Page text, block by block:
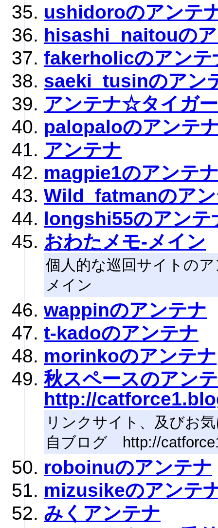
ushidoroのアンテ
hisashi_naitouの
fakerholicのアンテ
saeki_tusinのアン
アンテナ☆タイガー
palopaloのアンテ
アンテナ
magpie1のアンテ
Wild_fatmanのア
longshi55のアンテ
おわたメモ-メイン
個人的な巡回サイトの
メイン
wappinのアンテナ
t-kadoのアンテナ
morinkoのアンテナ
秋スペースのア
http://
リンクサイト、及びお
自ブログ http://
roboinuのアンテナ
mizusikeのアンテ
みくアンテナ